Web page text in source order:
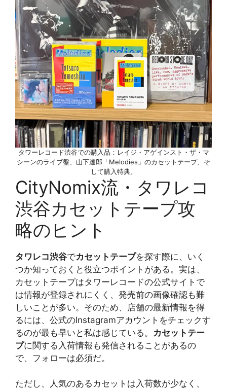
タワーレコード渋谷での購入品：レイジ・アゲインスト・ザ・マ
シーンのライブ盤、山下達郎「Melodies」のカセットテープ、そ
して購入特典。
CityNomix流・タワレコ
渋谷カセットテープ攻
略のヒント
タワレコ渋谷でカセットテープを探す際に、いく
つか知っておくと役立つポイントがある。実は、
カセットテープはタワーレコードの公式サイトで
は情報が登録されにくく、発売前の画像確認も難
しいことが多い。そのため、店舗の最新情報を得
るには、公式のInstagramアカウントをチェックす
るのが最も早いと私は感じている。 カセットテー
プに関する入荷情報も発信されることがあるの
で、フォローは必須だ。
ただし、人気のあるカセットは入荷数が少なく、